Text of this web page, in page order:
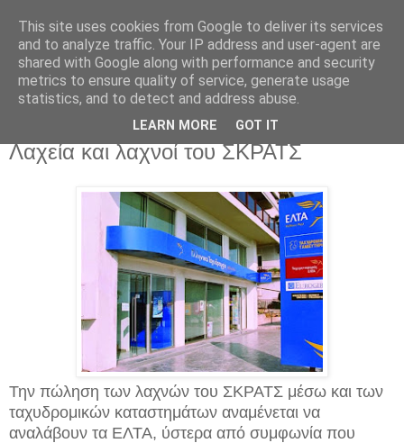
Σάββατο 18 Οκτωβρίου 2014
Μέσω και των ΕΛΤΑ θα πωλούνται
Λαχεία και λαχνοί του ΣΚΡΑΤΣ
Την πώληση των λαχνών του ΣΚΡΑΤΣ μέσω και των
ταχυδρομικών καταστημάτων αναμένεται να
αναλάβουν τα ΕΛΤΑ, ύστερα από συμφωνία που
This site uses cookies from Google to deliver its services
and to analyze traffic. Your IP address and user-agent are
shared with Google along with performance and security
metrics to ensure quality of service, generate usage
statistics, and to detect and address abuse.
LEARN MORE GOT IT